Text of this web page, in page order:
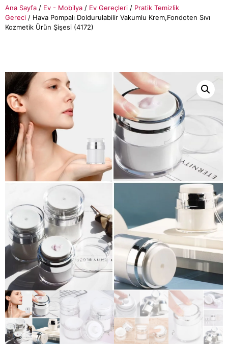
Ana Sayfa / Ev - Mobilya / Ev Gereçleri / Pratik Temizlik
Gereci / Hava Pompalı Doldurulabilir Vakumlu Krem,Fondoten Sıvı
Kozmetik Ürün Şişesi (4172)